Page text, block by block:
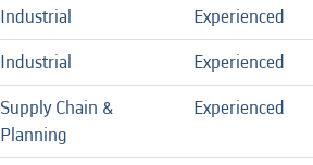
Industrial Experienced
Industrial Experienced
Supply Chain &
Planning
Experienced